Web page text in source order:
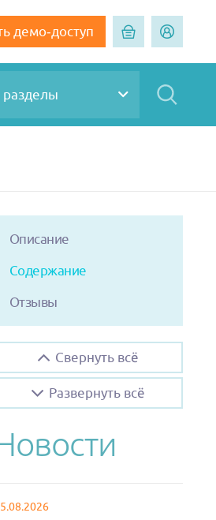
демо-доступ
разделы
Описание
Содержание
Отзывы
Свернуть всё
Развернуть всё